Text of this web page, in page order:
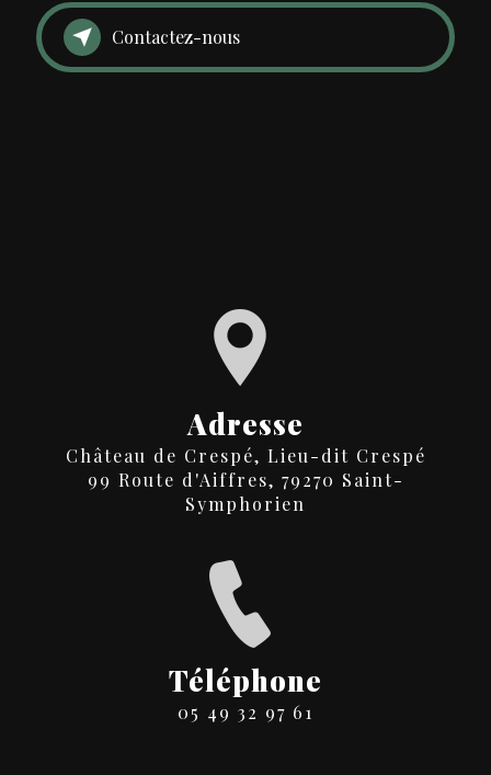
Contactez-nous
Adresse
Château de Crespé, Lieu-dit Crespé
99 Route d'Aiffres, 79270 Saint-
Symphorien
Téléphone
05 49 32 97 61